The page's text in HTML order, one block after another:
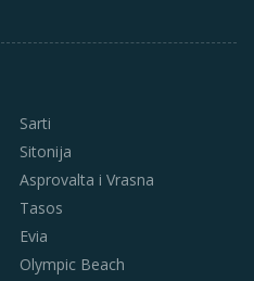
Sarti
Sitonija
Asprovalta i Vrasna
Tasos
Evia
Olympic Beach